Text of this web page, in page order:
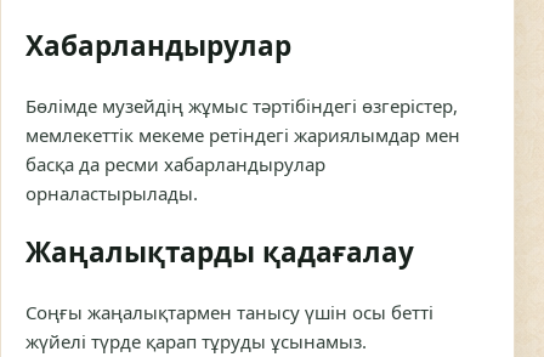
Хабарландырулар
Бөлімде музейдің жұмыс тәртібіндегі өзгерістер,
мемлекеттік мекеме ретіндегі жариялымдар мен
басқа да ресми хабарландырулар
орналастырылады.
Жаңалықтарды қадағалау
Соңғы жаңалықтармен танысу үшін осы бетті
жүйелі түрде қарап тұруды ұсынамыз.